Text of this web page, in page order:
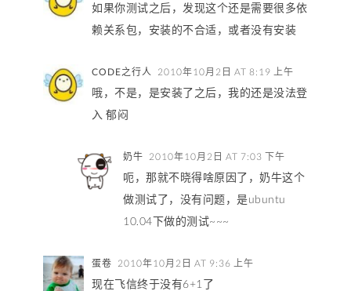
如果你测试之后，发现这个还是需要很多依
赖关系包，安装的不合适，或者没有安装
CODE之行人 2010年10月2日 AT 8:19 上午
哦，不是，是安装了之后，我的还是没法登
入 郁闷
奶牛 2010年10月2日 AT 7:03 下午
呃，那就不晓得啥原因了，奶牛这个
做测试了，没有问题，是ubuntu
10.04下做的测试~~~
蛋卷 2010年10月2日 AT 9:36 上午
现在飞信终于没有6+1了